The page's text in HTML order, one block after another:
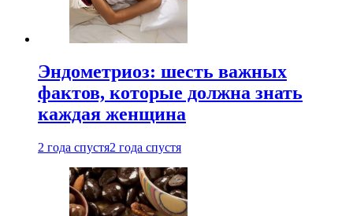
Эндометриоз: шесть важных
фактов, которые должна знать
каждая женщина
2 года спустя2 года спустя